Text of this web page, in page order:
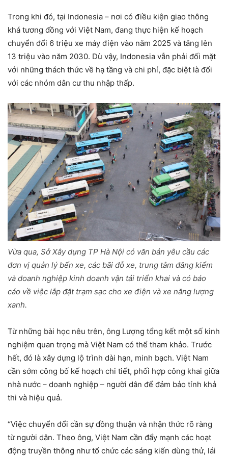
Trong khi đó, tại Indonesia – nơi có điều kiện giao thông
khá tương đồng với Việt Nam, đang thực hiện kế hoạch
chuyển đổi 6 triệu xe máy điện vào năm 2025 và tăng lên
13 triệu vào năm 2030. Dù vậy, Indonesia vẫn phải đối mặt
với những thách thức về hạ tầng và chi phí, đặc biệt là đối
với các nhóm dân cư thu nhập thấp.
Vừa qua, Sở Xây dựng TP Hà Nội có văn bản yêu cầu các
đơn vị quản lý bến xe, các bãi đỗ xe, trung tâm đăng kiểm
và doanh nghiệp kinh doanh vận tải triển khai và có báo
cáo về việc lắp đặt trạm sạc cho xe điện và xe năng lượng
xanh.
Từ những bài học nêu trên, ông Lượng tổng kết một số kinh
nghiệm quan trọng mà Việt Nam có thể tham khảo. Trước
hết, đó là xây dựng lộ trình dài hạn, minh bạch. Việt Nam
cần sớm công bố kế hoạch chi tiết, phối hợp công khai giữa
nhà nước – doanh nghiệp – người dân để đảm bảo tính khả
thi và hiệu quả.
“Việc chuyển đổi cần sự đồng thuận và nhận thức rõ ràng
từ người dân. Theo ông, Việt Nam cần đẩy mạnh các hoạt
động truyền thông như tổ chức các sáng kiến dùng thử, lái